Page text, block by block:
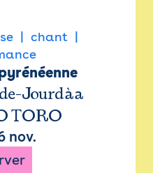
chant
Jourdàa
TORO
nov.